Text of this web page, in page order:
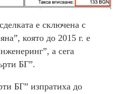
е сключена с
която до 2015 г. е
а сега
БГ”.
БГ” изпратиха до